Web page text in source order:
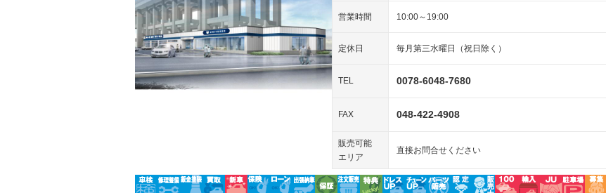
－ フルフラットシート － チップアップシート オットマン
シートヒーター ウォークスルー 後席モニター
－ フロントカメラ － シートエアコン
ルーフレール
営業時間 10:00～19:00
定休日 毎月第三水曜日（祝日除く）
TEL 0078-6048-7680
FAX 048-422-4908
販売可能
エリア
直接お問合せください